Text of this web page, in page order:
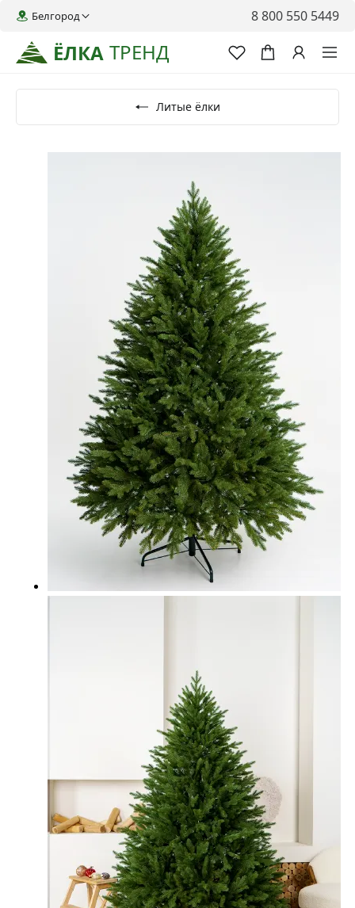
ЁЛКА ТРЕНД
Белгород 8 800 550 5449
Литые ёлки